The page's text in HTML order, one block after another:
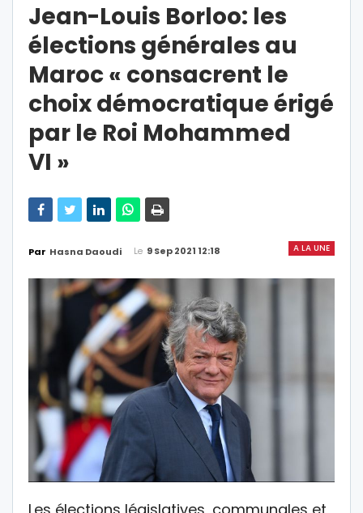
Jean-Louis Borloo: les
élections générales au
Maroc « consacrent le
choix démocratique érigé
par le Roi Mohammed
VI »
A LA UNE
Par Hasna Daoudi Le 9 Sep 2021 12:18